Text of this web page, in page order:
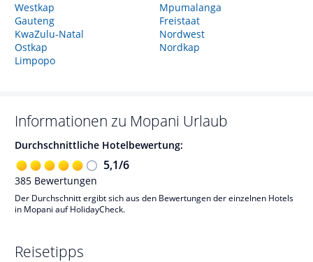
Westkap
Gauteng
KwaZulu-Natal
Ostkap
Limpopo
Mpumalanga
Freistaat
Nordwest
Nordkap
Informationen zu Mopani Urlaub
Durchschnittliche Hotelbewertung:
5,1/6
385 Bewertungen
Der Durchschnitt ergibt sich aus den Bewertungen der einzelnen Hotels
in Mopani auf HolidayCheck.
Reisetipps